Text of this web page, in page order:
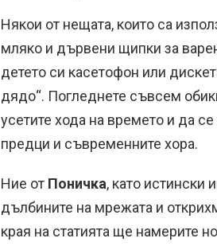
Някои от нещата, които са
мляко и дървени щипки за
детето си касетофон или
дядо“. Погледнете съвсем
усетите хода на времето и да
предци и съвременните хора.
Ние от Поничка, като истински
дълбините на мрежата и
края на статията ще намерите